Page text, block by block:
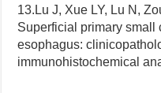
13.Lu J, Xue LY, Lu N,
Superficial primary small
esophagus:
immunohistochemical